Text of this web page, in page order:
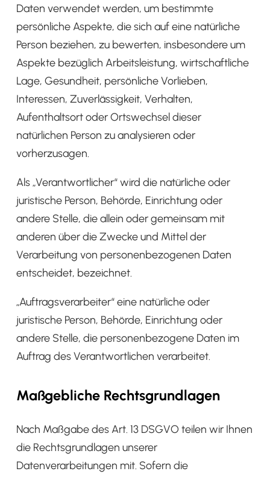
Daten verwendet werden, um bestimmte
persönliche Aspekte, die sich auf eine natürliche
Person beziehen, zu bewerten, insbesondere um
Aspekte bezüglich Arbeitsleistung, wirtschaftliche
Lage, Gesundheit, persönliche Vorlieben,
Interessen, Zuverlässigkeit, Verhalten,
Aufenthaltsort oder Ortswechsel dieser
natürlichen Person zu analysieren oder
vorherzusagen.
Als „Verantwortlicher“ wird die natürliche oder
juristische Person, Behörde, Einrichtung oder
andere Stelle, die allein oder gemeinsam mit
anderen über die Zwecke und Mittel der
Verarbeitung von personenbezogenen Daten
entscheidet, bezeichnet.
„Auftragsverarbeiter“ eine natürliche oder
juristische Person, Behörde, Einrichtung oder
andere Stelle, die personenbezogene Daten im
Auftrag des Verantwortlichen verarbeitet.
Maßgebliche Rechtsgrundlagen
Nach Maßgabe des Art. 13 DSGVO teilen wir Ihnen
die Rechtsgrundlagen unserer
Datenverarbeitungen mit. Sofern die